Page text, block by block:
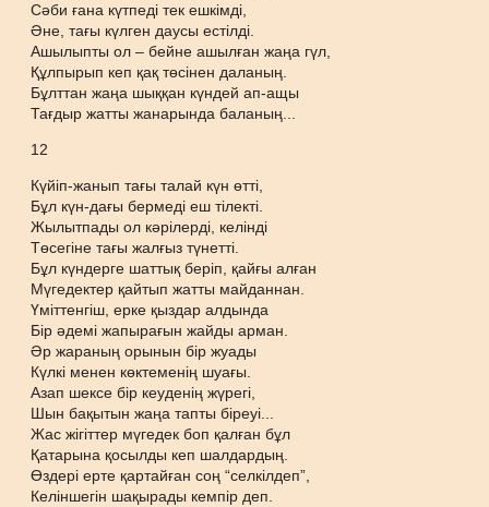
Сәби ғана күтпеді тек ешкімді,
Әне, тағы күлген даусы естілді.
Ашылыпты ол – бейне ашылған жаңа гүл,
Құлпырып кеп қақ төсінен даланың.
Бұлттан жаңа шыққан күндей ап-ащы
Тағдыр жатты жанарында баланың...
12
Күйіп-жанып тағы талай күн өтті,
Бұл күн-дағы бермеді еш тілекті.
Жылытпады ол кәрілерді, келінді
Төсегіне тағы жалғыз түнетті.
Бұл күндерге шаттық беріп, қайғы алған
Мүгедектер қайтып жатты майданнан.
Үміттенгіш, ерке қыздар алдында
Бір әдемі жапырағын жайды арман.
Әр жараның орынын бір жуады
Күлкі менен көктеменің шуағы.
Азап шексе бір кеуденің жүрегі,
Шын бақытын жаңа тапты біреуі...
Жас жігіттер мүгедек боп қалған бұл
Қатарына қосылды кеп шалдардың.
Өздері ерте қартайған соң “селкілдеп”,
Келіншегін шақырады кемпір деп.